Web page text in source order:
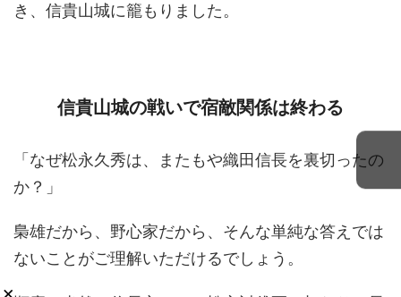
き、信貴山城に籠もりました。
信貴山城の戦いで宿敵関係は終わる
「なぜ松永久秀は、またもや織田信長を裏切ったの
か？」
梟雄だから、野心家だから、そんな単純な答えでは
ないことがご理解いただけるでしょう。